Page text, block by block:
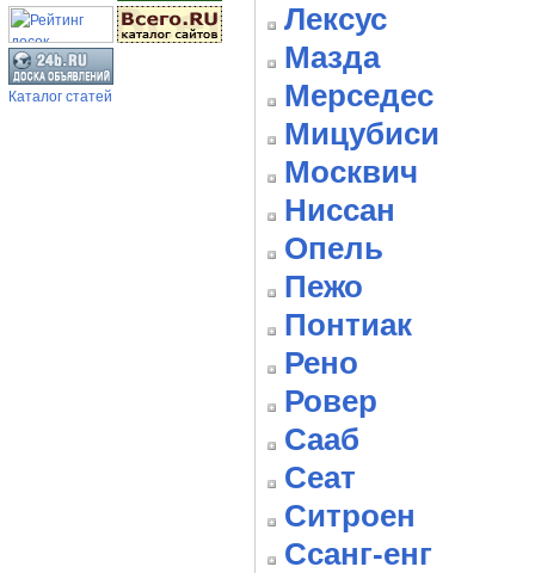
Каталог статей
Лексус
Мазда
Мерседес
Мицубиси
Москвич
Ниссан
Опель
Пежо
Понтиак
Рено
Ровер
Сааб
Сеат
Ситроен
Ссанг-енг